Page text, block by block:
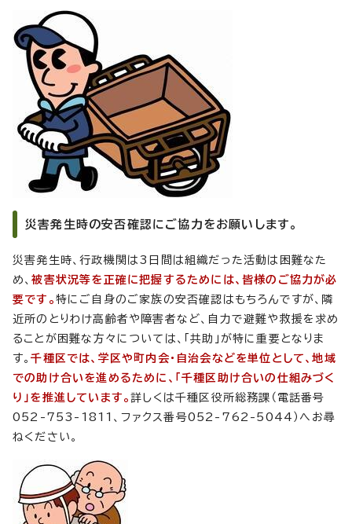
災害発生時の安否確認にご協力をお願いします。
災害発生時、行政機関は3日間は組織だった活動は困難なた
め、被害状況等を正確に把握するためには、皆様のご協力が必
要です。 特にご自身のご家族の安否確認はもちろんですが、隣
近所のとりわけ高齢者や障害者など、自力で避難や救援を求め
ることが困難な方々については、「共助」が特に重要となりま
す。千種区では、学区や町内会・自治会などを単位として、地域
での助け合いを進めるために、「千種区助け合いの仕組みづく
り」を推進しています。詳しくは千種区役所総務課（電話番号
052-753-1811、ファクス番号052-762-5044）へお尋
ねください。